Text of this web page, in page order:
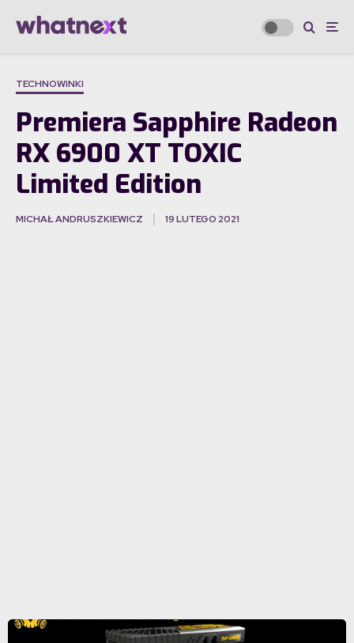
TECHNOWINKI
Premiera Sapphire Radeon
RX 6900 XT TOXIC
Limited Edition
MICHAŁ ANDRUSZKIEWICZ 19 LUTEGO 2021